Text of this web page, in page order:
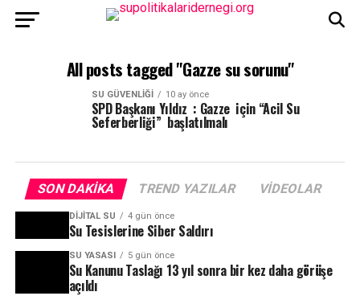
All posts tagged "Gazze su sorunu"
SU GÜVENLIĞI 10 ay önce
SPD Başkanı Yıldız : Gazze için “Acil Su
Seferberliği” başlatılmalı
SON DAKIKA TREND YAZILAR VIDEOLAR
DIJITAL SU 4 gün önce
Su Tesislerine Siber Saldırı
SU YASASI 5 gün önce
Su Kanunu Taslağı 13 yıl sonra bir kez daha görüşe
açıldı